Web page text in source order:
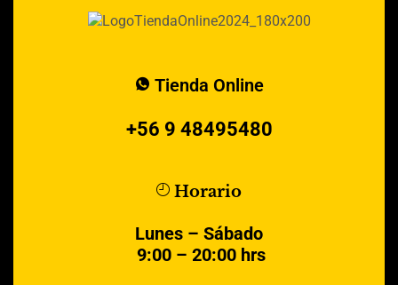
Tienda Online
+56 9 48495480
Horario
Lunes – Sábado
9:00 – 20:00 hrs